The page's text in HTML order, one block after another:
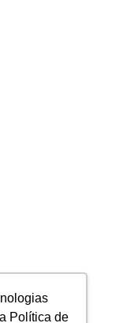
Política de